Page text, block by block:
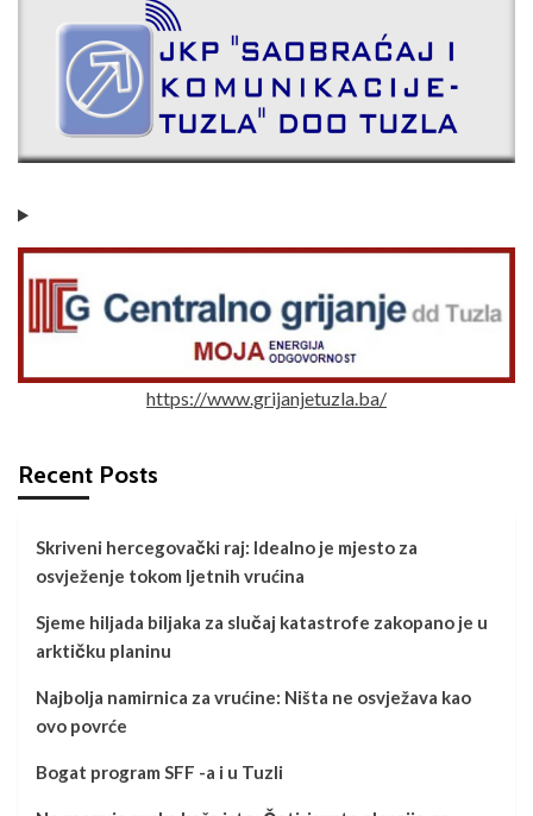
https://www.grijanjetuzla.ba/
Recent Posts
Skriveni hercegovački raj: Idealno je mjesto za
osvježenje tokom ljetnih vrućina
Sjeme hiljada biljaka za slučaj katastrofe zakopano je u
arktičku planinu
Najbolja namirnica za vrućine: Ništa ne osvježava kao
ovo povrće
Bogat program SFF -a i u Tuzli